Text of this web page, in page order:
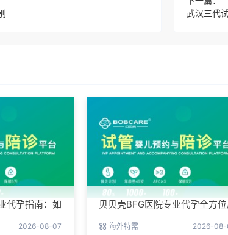
武汉三代
代孕指南：如
2026-08-07
贝贝壳BFG医院专业代孕全方
海外特需 2026-08-